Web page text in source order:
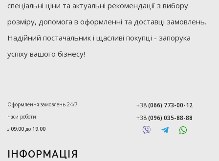
спеціальні ціни та актуальні рекомендації з вибору
розміру, допомога в оформленні та доставці замовлень.
Надійний постачальник і щасливі покупці - запорука
успіху вашого бізнесу!
Оформлення замовлень 24/7
Часи роботи:
з 09:00 до 19:00
+38(066) 773-00-12
+38(096) 035-88-88
ІНФОРМАЦІЯ